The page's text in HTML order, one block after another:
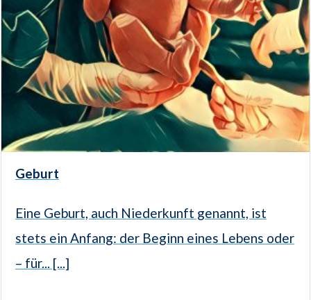
Geburt
Eine Geburt, auch Niederkunft genannt, ist
stets ein Anfang: der Beginn eines Lebens oder
– für... [...]